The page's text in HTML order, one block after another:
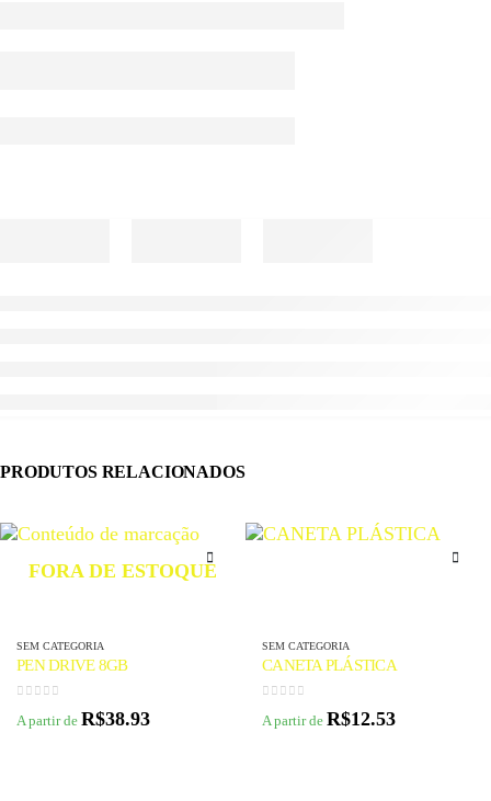
PRODUTOS RELACIONADOS
FORA DE ESTOQUE
SEM CATEGORIA
PEN DRIVE 8GB
A partir de R$38.93
SEM CATEGORIA
CANETA PLÁSTICA
A partir de R$12.53